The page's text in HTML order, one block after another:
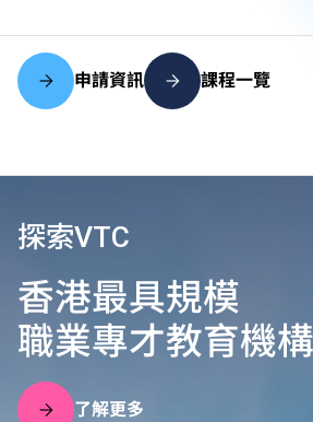
申請資訊 課程一覽
探索VTC
香港最具規模
職業專才教育機構
了解更多